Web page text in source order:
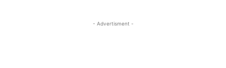
- Advertisment -